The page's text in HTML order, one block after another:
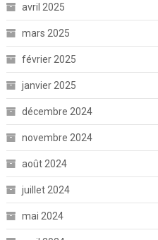
avril 2025
mars 2025
février 2025
janvier 2025
décembre 2024
novembre 2024
août 2024
juillet 2024
mai 2024